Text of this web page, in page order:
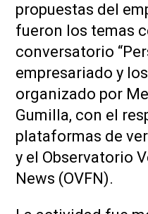
propuestas del
fueron los temas
conversatorio
empresariado y
organizado por
Gumilla, con el
plataformas de
y el Observatorio
News (OVFN).